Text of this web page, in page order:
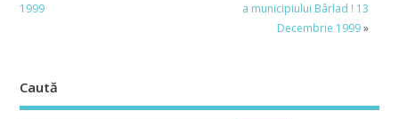
1999
a municipiului Bârlad ! 13
Decembrie 1999»
Caută